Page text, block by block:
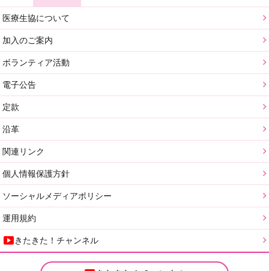
医療生協について
加入のご案内
ボランティア活動
電子公告
定款
沿革
関連リンク
個人情報保護方針
ソーシャルメディアポリシー
運用規約
きたきた！チャンネル